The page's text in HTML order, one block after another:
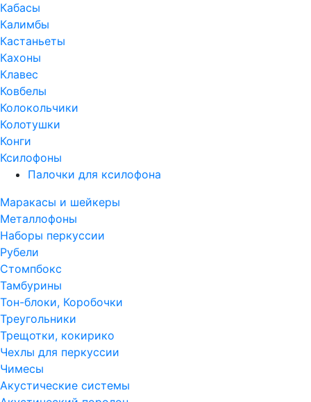
Кабасы
Калимбы
Кастаньеты
Кахоны
Клавес
Ковбелы
Колокольчики
Колотушки
Конги
Ксилофоны
Палочки для ксилофона
Маракасы и шейкеры
Металлофоны
Наборы перкуссии
Рубели
Стомпбокс
Тамбурины
Тон-блоки, Коробочки
Треугольники
Трещотки, кокирико
Чехлы для перкуссии
Чимесы
Акустические системы